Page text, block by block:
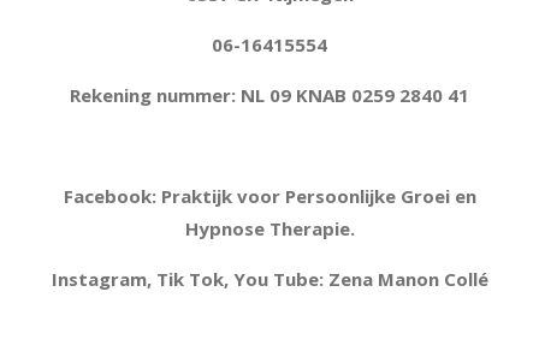
06-16415554
Rekening nummer: NL 09 KNAB 0259 2840 41
Facebook: Praktijk voor Persoonlijke Groei en
Hypnose Therapie.
Instagram, Tik Tok, You Tube: Zena Manon Collé